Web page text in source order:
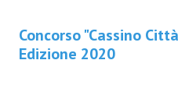
Concorso "Cassino
Edizione 2020